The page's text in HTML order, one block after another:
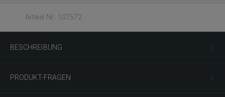
Artikel Nr.: 107572
BESCHREIBUNG
PRODUKT-FRAGEN